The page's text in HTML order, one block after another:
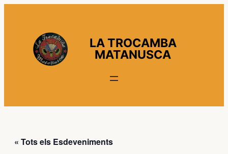
LA TROCAMBA
MATANUSCA
« Tots els Esdeveniments